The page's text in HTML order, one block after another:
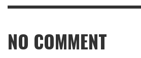
NO COMMENT